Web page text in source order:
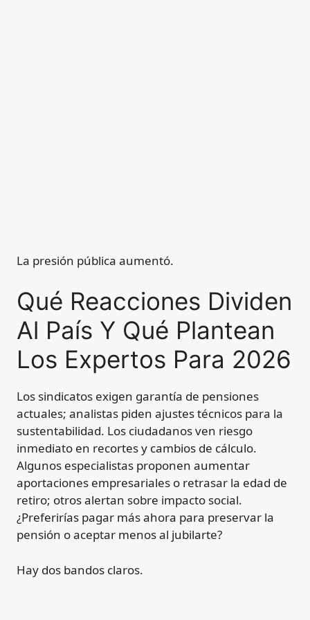
La presión pública aumentó.
Qué Reacciones Dividen
Al País Y Qué Plantean
Los Expertos Para 2026
Los sindicatos exigen garantía de pensiones
actuales; analistas piden ajustes técnicos para la
sustentabilidad. Los ciudadanos ven riesgo
inmediato en recortes y cambios de cálculo.
Algunos especialistas proponen aumentar
aportaciones empresariales o retrasar la edad de
retiro; otros alertan sobre impacto social.
¿Preferirías pagar más ahora para preservar la
pensión o aceptar menos al jubilarte?
Hay dos bandos claros.